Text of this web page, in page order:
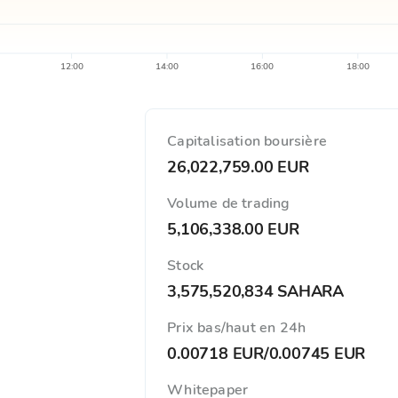
12:00 14:00 16:00 18:00
Capitalisation boursière
26,022,759.00 EUR
Volume de trading
5,106,338.00 EUR
Stock
3,575,520,834 SAHARA
Prix ​​bas/haut en 24h
0.00718 EUR/0.00745 EUR
Whitepaper